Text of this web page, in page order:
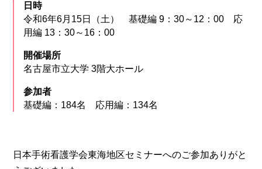
日時
令和6年6月15日（土） 基礎編 9：30～12：00 応
用編 13：30～16：00
開催場所
名古屋市立大学 3階大ホール
参加者
基礎編：184名 応用編：134名
日本手術看護学会東海地区セミナーへのご参加ありがと